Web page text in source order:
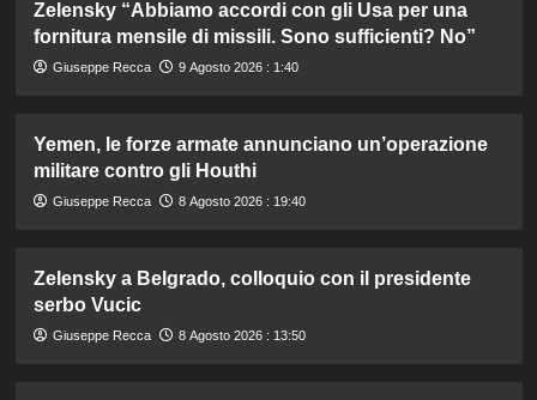
Zelensky “Abbiamo accordi con gli Usa per una
fornitura mensile di missili. Sono sufficienti? No”
Giuseppe Recca 9 Agosto 2026 : 1:40
Yemen, le forze armate annunciano un’operazione
militare contro gli Houthi
Giuseppe Recca 8 Agosto 2026 : 19:40
Zelensky a Belgrado, colloquio con il presidente
serbo Vucic
Giuseppe Recca 8 Agosto 2026 : 13:50